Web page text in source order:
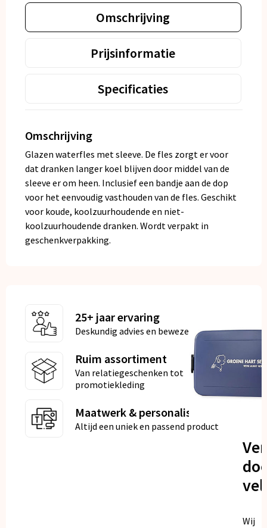
Omschrijving
Prijsinformatie
Specificaties
Omschrijving
Glazen waterfles met sleeve. De fles zorgt er voor
dat dranken langer koel blijven door middel van de
sleeve er om heen. Inclusief een bandje aan de dop
voor het eenvoudig vasthouden van de fles. Geschikt
voor koude, koolzuurhoudende en niet-
koolzuurhoudende dranken. Wordt verpakt in
geschenkverpakking.
25+ jaar ervaring
Deskundig advies en bewezen kwaliteit
Ruim assortiment
Van relatiegeschenken tot
promotiekleding
Maatwerk & personalisatie
Altijd een uniek en passend product
Wij